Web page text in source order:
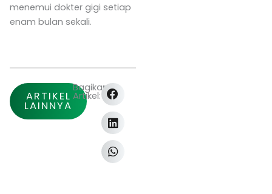
menemui dokter gigi setiap
enam bulan sekali.
ARTIKEL
LAINNYA
Bagikan
Artikel: